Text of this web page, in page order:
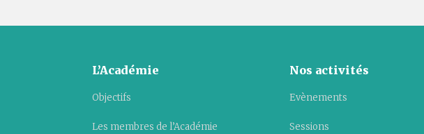
L’Académie
Objectifs
Les membres de l’Académie
Nos activités
Evènements
Sessions